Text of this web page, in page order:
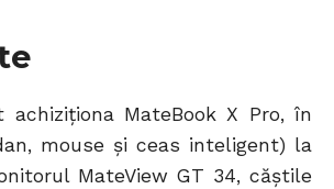
MateBook X Pro, în
mouse și ceas inteligent) la
MateView GT 34, căștile